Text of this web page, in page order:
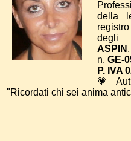
della
degli
ASPIN
n. GE-
P. IVA
💗
"Ricordati chi sei anima